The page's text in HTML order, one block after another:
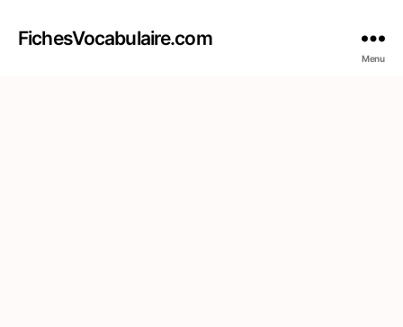
FichesVocabulaire.com
Menu